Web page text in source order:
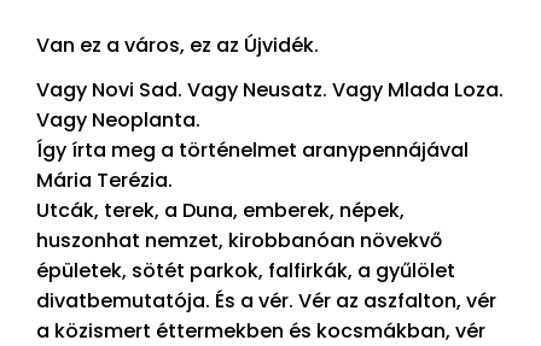
Van ez a város, ez az Újvidék.
Vagy Novi Sad. Vagy Neusatz. Vagy Mlada Loza.
Vagy Neoplanta.
Így írta meg a történelmet aranypennájával
Mária Terézia.
Utcák, terek, a Duna, emberek, népek,
huszonhat nemzet, kirobbanóan növekvő
épületek, sötét parkok, falfirkák, a gyűlölet
divatbemutatója. És a vér. Vér az aszfalton, vér
a közismert éttermekben és kocsmákban, vér